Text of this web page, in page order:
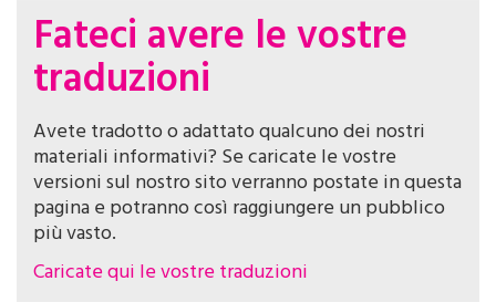
Fateci avere le vostre
traduzioni
Avete tradotto o adattato qualcuno dei nostri
materiali informativi? Se caricate le vostre
versioni sul nostro sito verranno postate in questa
pagina e potranno così raggiungere un pubblico
più vasto.
Caricate qui le vostre traduzioni